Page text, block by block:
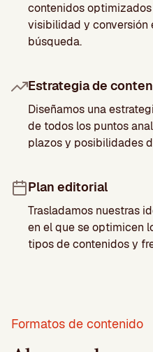
contenidos
visibilidad y conversión
búsqueda.
Estrategia de
Diseñamos una
de todos los puntos
plazos y posibilidades
Plan editorial
Trasladamos nuestras
en el que se optimicen
tipos de contenidos y
Formatos de contenido